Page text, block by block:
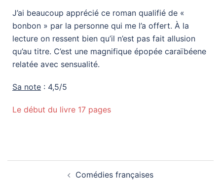
J’ai beaucoup apprécié ce roman qualifié de «
bonbon » par la personne qui me l’a offert. À la
lecture on ressent bien qu’il n’est pas fait allusion
qu’au titre. C’est une magnifique épopée caraïbéene
relatée avec sensualité.
Sa note : 4,5/5
Le début du livre 17 pages
Comédies françaises